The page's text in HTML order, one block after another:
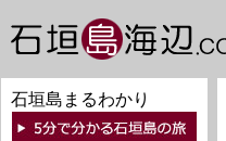
石垣島まるわかり